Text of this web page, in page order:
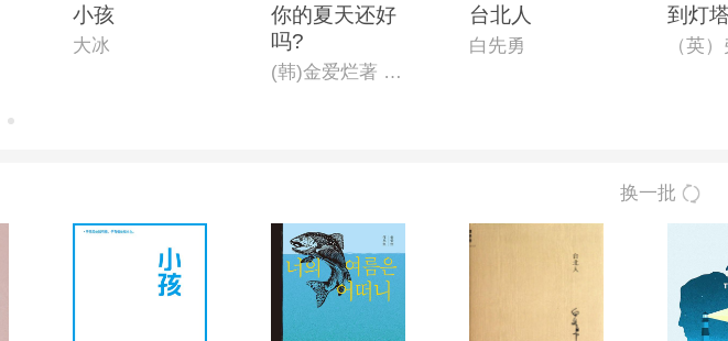
小孩
大冰
你的夏天还好
吗?
(韩)金爱烂著 薛舟译
台北人
白先勇
到灯
换一批